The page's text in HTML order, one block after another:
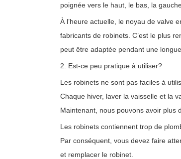
poignée vers le haut, le bas, la
À l’heure actuelle, le noyau de valve
fabricants de robinets. C’est le plus
peut être adaptée pendant une
2. Est-ce peu pratique à utiliser?
Les robinets ne sont pas faciles à
Chaque hiver, laver la vaisselle et la
Maintenant, nous pouvons avoir plus
Les robinets contiennent trop de
Par conséquent, vous devez faire
et remplacer le robinet.